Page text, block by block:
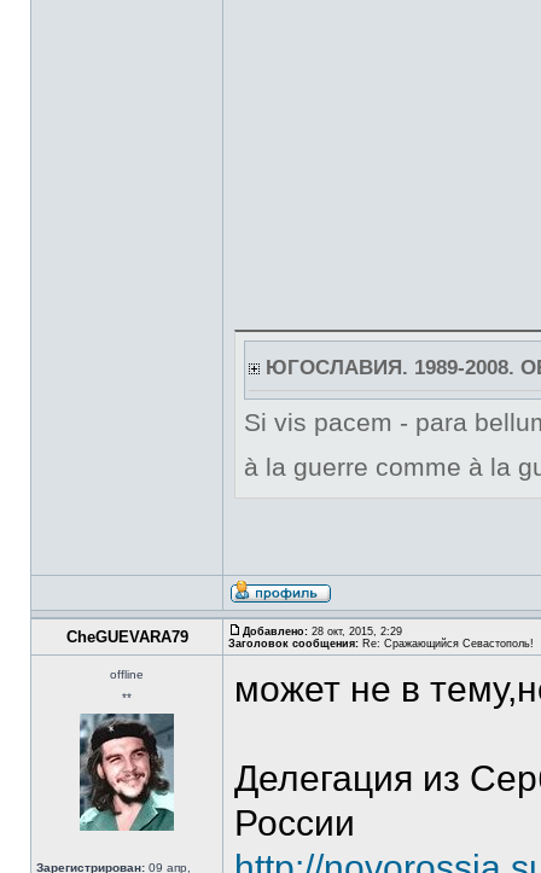
ЮГОСЛАВИЯ. 1989-2008.
Si vis pacem - para
à la guerre comme à la
CheGUEVARA79 Добавлено: 28 окт, 2015, 2:29
Заголовок сообщения: Re: Сражающийся Севастополь!
offline
**
Зарегистрирован: 09 апр,
может не в
Делегация из
России